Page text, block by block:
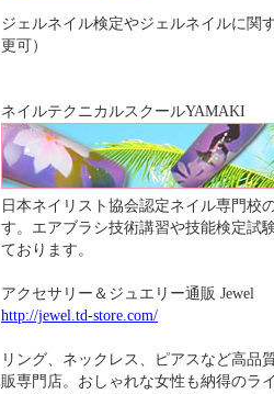
ジェルネイル検定やジェルネイルに関
更可）
ネイルテクニカルスクールYAMAKI
日本ネイリスト協会認定ネイル専門校
す。エアブラシ技術講習や技能検定試
ております。
アクセサリー＆ジュエリー通販 Jewel
http://jewel.td-store.com/
リング、ネックレス、ピアスなど高品
販専門店。おしゃれな女性も納得のラ